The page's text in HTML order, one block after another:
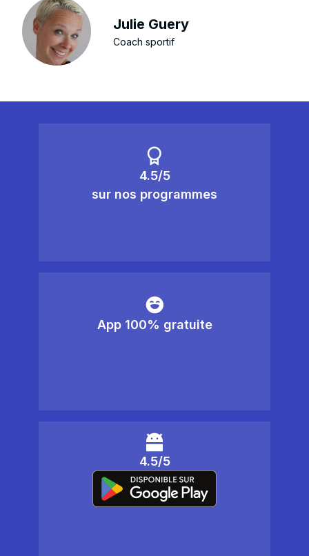
Julie Guery
Coach sportif
4.5/5
sur nos programmes
App 100% gratuite
4.5/5